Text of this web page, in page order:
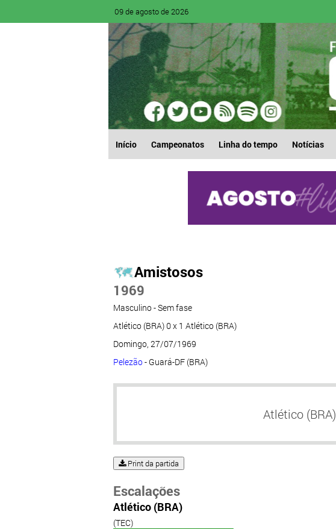
09 de agosto de 2026
Início Campeonatos Linha do tempo Notícias
Amistosos
1969
Masculino - Sem fase
Atlético (BRA) 0 x 1 Atlético (BRA)
Domingo, 27/07/1969
Pelezão- Guará-DF (BRA)
Atlético (BRA)
Print da partida
Escalações
Atlético (BRA)
(TEC)